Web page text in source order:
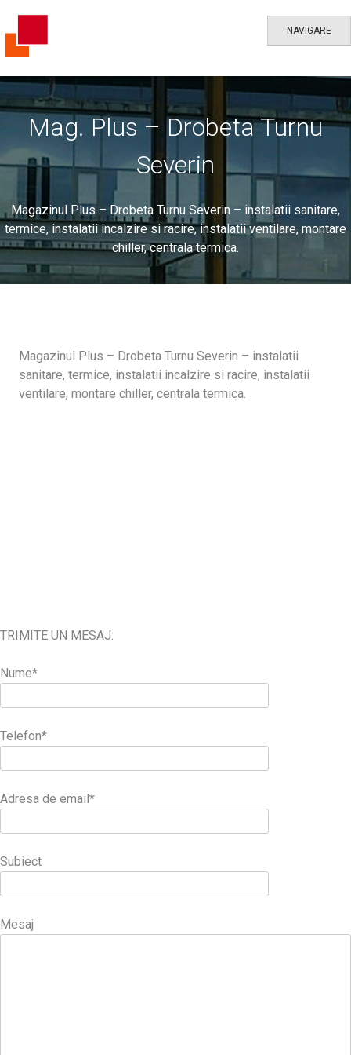
NAVIGARE
Mag. Plus – Drobeta Turnu
Severin
Magazinul Plus – Drobeta Turnu Severin – instalatii sanitare,
termice, instalatii incalzire si racire, instalatii ventilare, montare
chiller, centrala termica.
Magazinul Plus – Drobeta Turnu Severin – instalatii
sanitare, termice, instalatii incalzire si racire, instalatii
ventilare, montare chiller, centrala termica.
TRIMITE UN MESAJ:
Nume*
Telefon*
Adresa de email*
Subiect
Mesaj